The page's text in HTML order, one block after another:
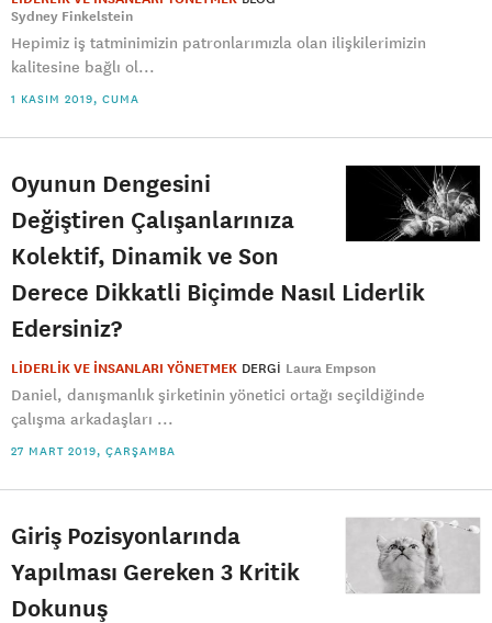
Sydney Finkelstein
Hepimiz iş tatminimizin patronlarımızla olan ilişkilerimizin
kalitesine bağlı ol...
1 KASIM 2019, CUMA
Oyunun Dengesini
Değiştiren Çalışanlarınıza
Kolektif, Dinamik ve Son
Derece Dikkatli Biçimde Nasıl Liderlik
Edersiniz?
LİDERLİK VE İNSANLARI YÖNETMEK DERGI Laura Empson
Daniel, danışmanlık şirketinin yönetici ortağı seçildiğinde
çalışma arkadaşları ...
27 MART 2019, ÇARŞAMBA
Giriş Pozisyonlarında
Yapılması Gereken 3 Kritik
Dokunuş